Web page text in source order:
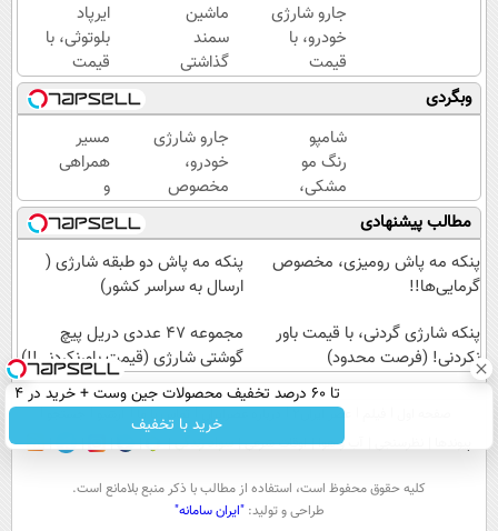
جارو شارژی
خودرو، با
قیمت
فوق‌العاده!!!
ماشین
سمند
گذاشتی
برای
فروش؟
با
خودرو45
سریع
بفروش
ایرپاد
بلوتوثی، با
قیمت
باورنکردنی!!
فرصت
محدود
وبگردی
شامپو
رنگ مو
مشکی،
ماندگاری
بالا و
طبیعی
جارو شارژی
خودرو،
مخصوص
ماشین‌باز‌ها!!
قیمت با
تخفیف: فقط
1,499,000
مسیر
همراهی
و
گزارش
عملکرد
گروه
اسنپ
۱۴۰۴
مطالب پیشنهادی
پنکه مه پاش رومیزی، مخصوص
گرمایی‌ها!!
پنکه مه پاش دو طبقه شارژی (
ارسال به سراسر کشور)
پنکه شارژی گردنی، با قیمت باور
نکردنی! (فرصت محدود)
مجموعه 47 عددی دریل پیچ
گوشتی شارژی (قیمت باورنکردنی!!)
تا 60 درصد تخفیف محصولات جین وست + خرید در 4
قسط
خرید با تخفیف عصر ایران۲ درباره عصرایران تماس با ما
آب و هوا اوقات شرعی سواد زندگی
كليه حقوق محفوظ است، استفاده از مطالب با ذكر منبع بلامانع است.
طراحی و تولید:"ایران سامانه"